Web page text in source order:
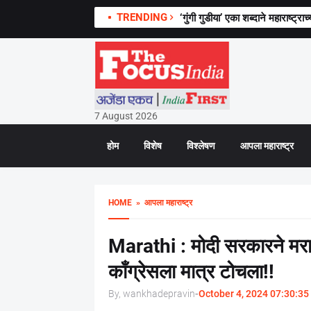
TRENDING पाऊस पडला आणि राजधानी ठप्प!
‘गुंगी गुडीया’ एका शब्दाने
7 August 2026
होम विशेष विश्लेषण आपला महाराष्ट्र
HOME» आपला महाराष्ट्र
Marathi : मोदी सरकारने
काँग्रेसला मात्र टोचला!!
By, wankhadepravin-October 4, 2024 07:30:35